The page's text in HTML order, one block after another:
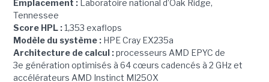
Emplacement :Laboratoire national d’Oak Ridge,
Tennessee
Score HPL :1,353 exaflops
Modèle du système :HPE Cray EX235a
Architecture de calcul :processeurs AMD EPYC de
3e génération optimisés à 64 cœurs cadencés à 2 GHz et
accélérateurs AMD Instinct MI250X